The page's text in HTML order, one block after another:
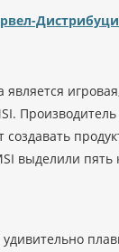
выделили